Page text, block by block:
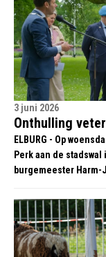
3 juni 2026
Onthulling
ELBURG - Op
Perk aan de
burgemeester